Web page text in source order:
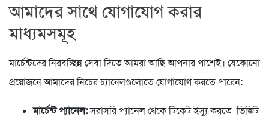
আমাদের সাথে যোগাযোগ করার
মাধ্যমসমূহ
মার্চেন্টদের নিরবচ্ছিন্ন সেবা দিতে আমরা আছি আপনার পাশেই। যেকোনো
প্রয়োজনে আমাদের নিচের চ্যানেলগুলোতে যোগাযোগ করতে পারেন:
মার্চেন্ট প্যানেল:সরাসরি প্যানেল থেকে টিকেট ইস্যু করতে ভিজিট